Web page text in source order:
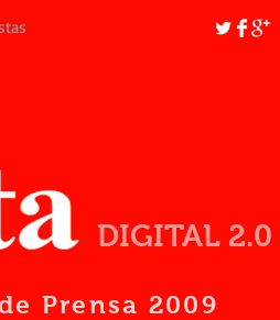
DIGITAL 2.0
Prensa 2009